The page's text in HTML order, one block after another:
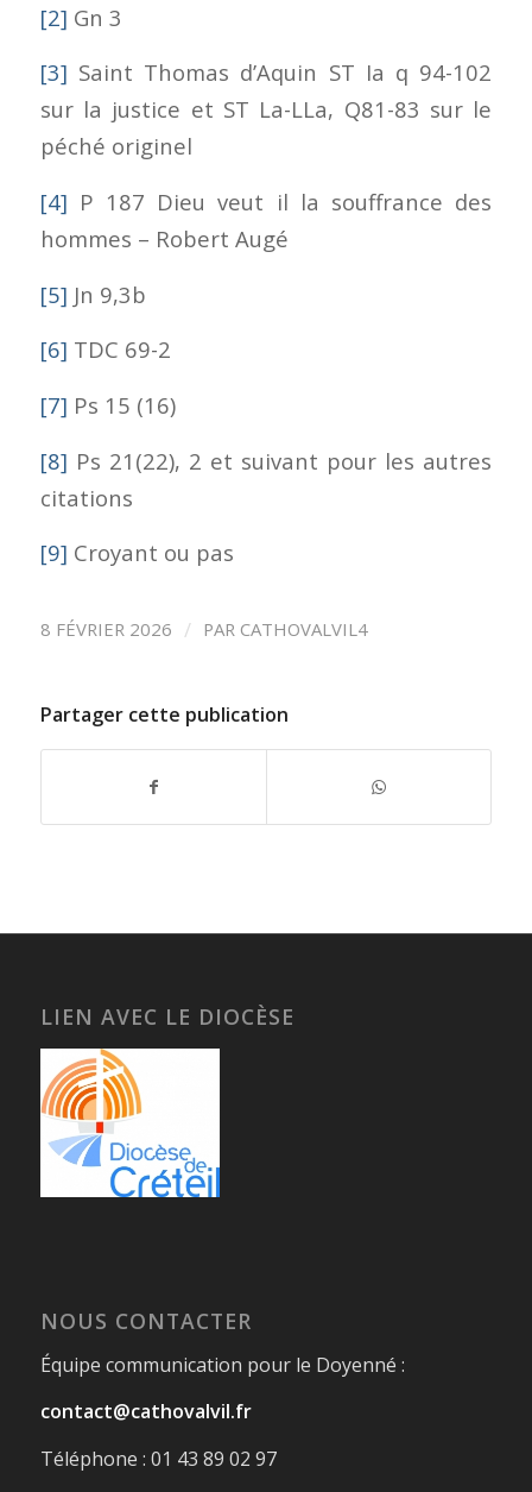
[2] Gn 3
[3] Saint Thomas d’Aquin ST Ia q 94-102
sur la justice et ST La-LLa, Q81-83 sur le
péché originel
[4] P 187 Dieu veut il la souffrance des
hommes – Robert Augé
[5] Jn 9,3b
[6] TDC 69-2
[7] Ps 15 (16)
[8] Ps 21(22), 2 et suivant pour les autres
citations
[9] Croyant ou pas
8 FÉVRIER 2026 / PAR CATHOVALVIL4
Partager cette publication
LIEN AVEC LE DIOCÈSE
NOUS CONTACTER
Équipe communication pour le Doyenné :
contact@cathovalvil.fr
Téléphone : 01 43 89 02 97